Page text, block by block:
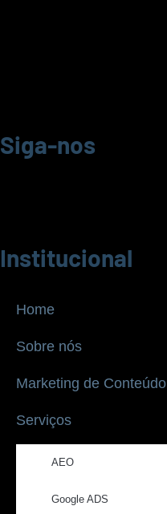
Siga-nos
Institucional
Home
Sobre nós
Marketing de Conteúdo
Serviços
AEO
Google ADS